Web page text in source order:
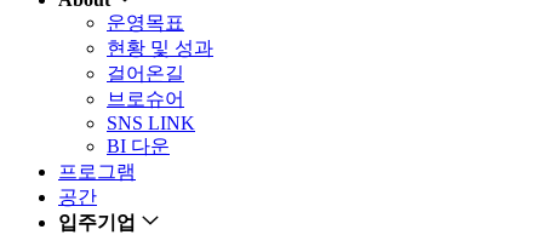
운영목표
현황 및 성과
걸어온길
브로슈어
SNS LINK
BI 다운
프로그램
공간
입주기업